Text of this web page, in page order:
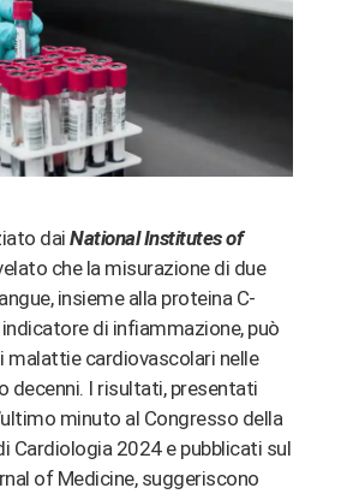
dai National Institutes of
che la misurazione di due
insieme alla proteina C-
indicatore di infiammazione, può
malattie cardiovascolari nelle
decenni. I risultati, presentati
minuto al Congresso della
Cardiologia 2024 e pubblicati sul
of Medicine, suggeriscono